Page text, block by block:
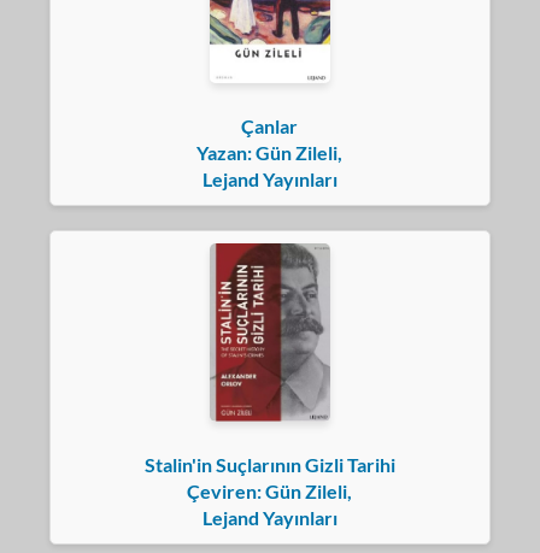
Çanlar
Yazan: Gün Zileli,
Lejand Yayınları
Stalin'in Suçlarının Gizli Tarihi
Çeviren: Gün Zileli,
Lejand Yayınları